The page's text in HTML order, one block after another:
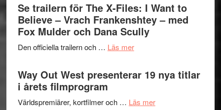
–
en
Se trailern för The X-Files: I Want to
Believe – Vrach Frankenshtey – med
Fox Mulder och Dana Scully
Den officiella trailern och … Läs merom
trailern
för
X-
Way Out West presenterar 19 nya titlar
i årets filmprogram
Världspremiärer, kortfilmer och … Läs merom